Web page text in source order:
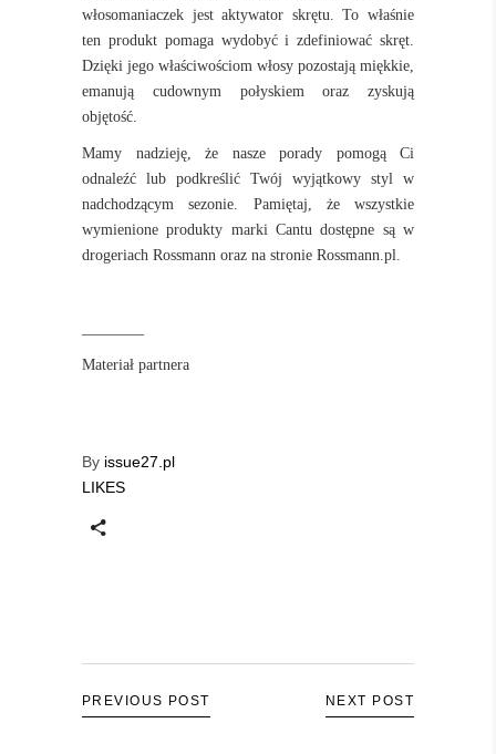
włosomaniaczek jest aktywator skrętu. To właśnie
ten produkt pomaga wydobyć i zdefiniować skręt.
Dzięki jego właściwościom włosy pozostają miękkie,
emanują cudownym połyskiem oraz zyskują
objętość.
Mamy nadzieję, że nasze porady pomogą Ci
odnaleźć lub podkreślić Twój wyjątkowy styl w
nadchodzącym sezonie. Pamiętaj, że wszystkie
wymienione produkty marki Cantu dostępne są w
drogeriach Rossmann oraz na stronie Rossmann.pl.
Materiał partnera
By issue27.pl
LIKES
PREVIOUS POST NEXT POST